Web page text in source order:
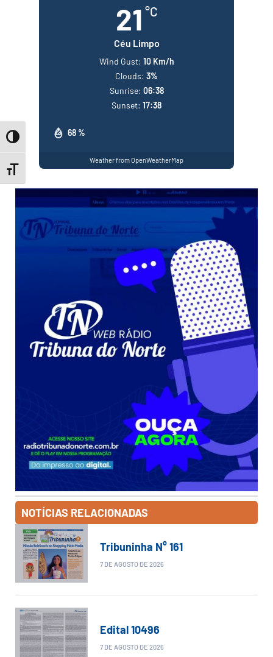
Toggle High Contrast
Toggle Font size
21 °C
Céu Limpo
68 %
Wind Gust: 10 Km/h
Clouds: 3%
Sunrise: 06:38
Sunset: 17:38
Weather from OpenWeatherMap
NOTÍCIAS RELACIONADAS
Tribuninha N° 161
7 DE AGOSTO DE 2026
Edital 10496
7 DE AGOSTO DE 2026